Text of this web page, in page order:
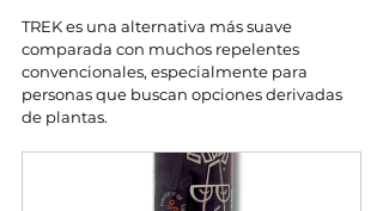
TREK es una alternativa más suave
comparada con muchos repelentes
convencionales, especialmente para
personas que buscan opciones derivadas
de plantas.